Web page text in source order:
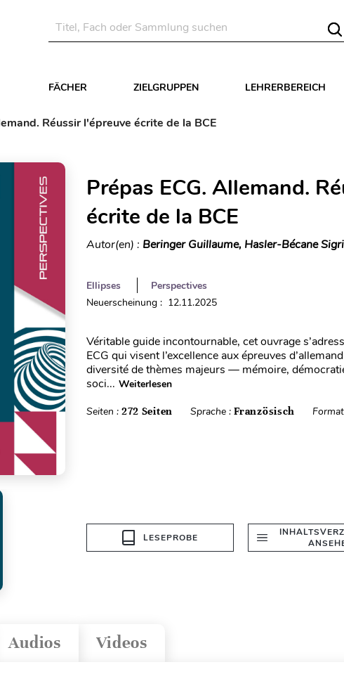
FÄCHER ZIELGRUPPEN LEHRERBEREICH
Réussir l'épreuve écrite de la BCE
Prépas ECG. Allemand.
écrite de la BCE
Autor(en) : Beringer Guillaume, Hasler-Bécane
Ellipses
Perspectives
Neuerscheinung : 12.11.2025
Véritable guide incontournable, cet ouvrage
ECG qui visent l’excellence aux épreuves
diversité de thèmes majeurs — mémoire,
soci... Weiterlesen
Seiten : 272 Seiten Sprache :Französisch
LESEPROBE
Videos
Audios